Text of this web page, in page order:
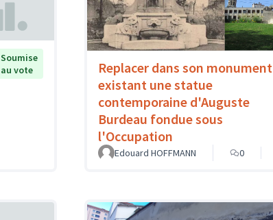
Soumise
au vote
Replacer dans son monument
existant une statue
contemporaine d'Auguste
Burdeau fondue sous
l'Occupation
Edouard HOFFMANN 0